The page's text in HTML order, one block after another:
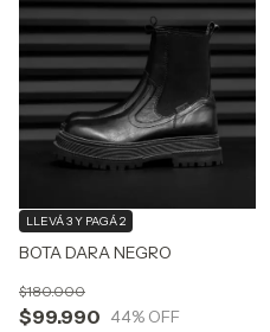
BOTA DARA NEGRO
$99.990
$180.000
44% OFF
LLEVÁ 3 Y PAGÁ 2